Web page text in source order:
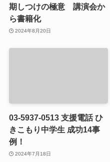
期しつけの極意 講演会か
ら書籍化
2024年8月20日
03-5937-0513 支援電話 ひ
きこもり中学生 成功14事
例！
2024年7月18日